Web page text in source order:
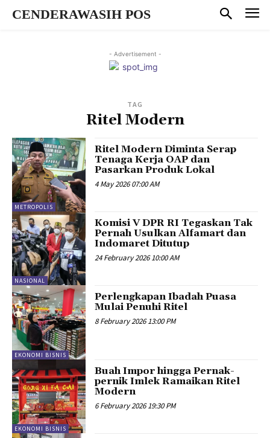
CENDERAWASIH POS
- Advertisement -
TAG
Ritel Modern
METROPOLIS
Ritel Modern Diminta Serap
Tenaga Kerja OAP dan
Pasarkan Produk Lokal
4 May 2026 07:00 AM
NASIONAL
Komisi V DPR RI Tegaskan Tak
Pernah Usulkan Alfamart dan
Indomaret Ditutup
24 February 2026 10:00 AM
EKONOMI BISNIS
Perlengkapan Ibadah Puasa
Mulai Penuhi Ritel
8 February 2026 13:00 PM
EKONOMI BISNIS
Buah Impor hingga Pernak-
pernik Imlek Ramaikan Ritel
Modern
6 February 2026 19:30 PM